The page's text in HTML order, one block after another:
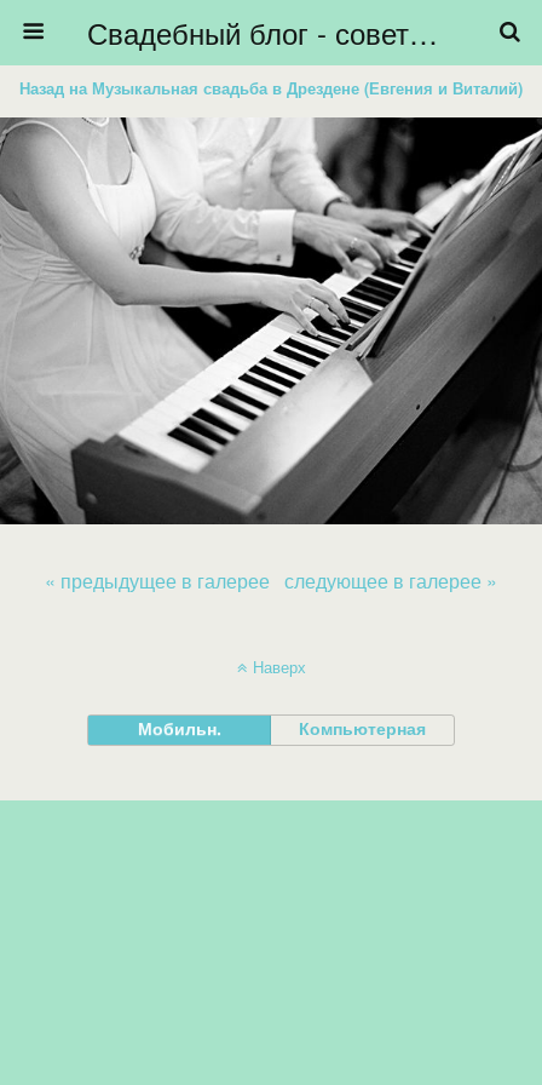
Свадебный блог - советы невестам, подготовка к свадьбе - HiBride
Назад на Музыкальная свадьба в Дрездене (Евгения и Виталий)
« предыдущее в галерее следующее в галерее »
Наверх
Мобильн. Компьютерная